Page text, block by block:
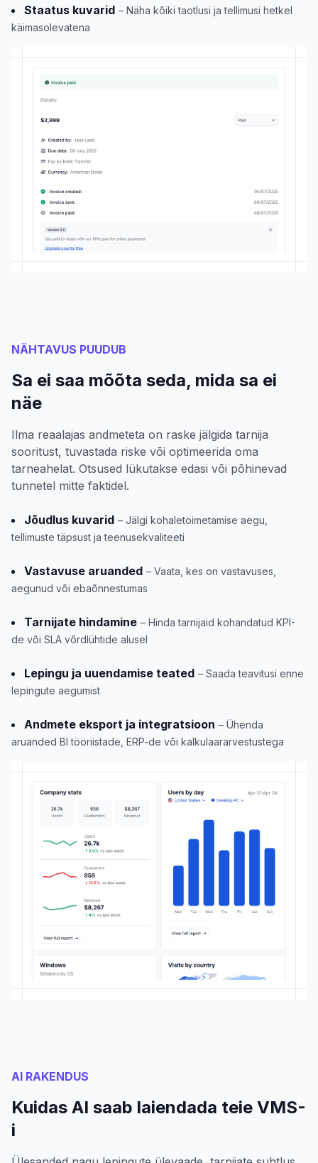
Staatus kuvarid – Näha kõiki taotlusi ja tellimusi hetkel
käimasolevatena
NÄHTAVUS PUUDUB
Sa ei saa mõõta seda, mida sa ei
näe
Ilma reaalajas andmeteta on raske jälgida tarnija
sooritust, tuvastada riske või optimeerida oma
tarneahelat. Otsused lükutakse edasi või põhinevad
tunnetel mitte faktidel.
Jõudlus kuvarid – Jälgi kohaletoimetamise aegu,
tellimuste täpsust ja teenusekvaliteeti
Vastavuse aruanded – Vaata, kes on vastavuses,
aegunud või ebaõnnestumas
Tarnijate hindamine – Hinda tarnijaid kohandatud KPI-
de või SLA võrdlühtide alusel
Lepingu ja uuendamise teated – Saada teavitusi enne
lepingute aegumist
Andmete eksport ja integratsioon – Ühenda
aruanded BI tööriistade, ERP-de või kalkulaararvestustega
AI RAKENDUS
Kuidas AI saab laiendada teie VMS-
i